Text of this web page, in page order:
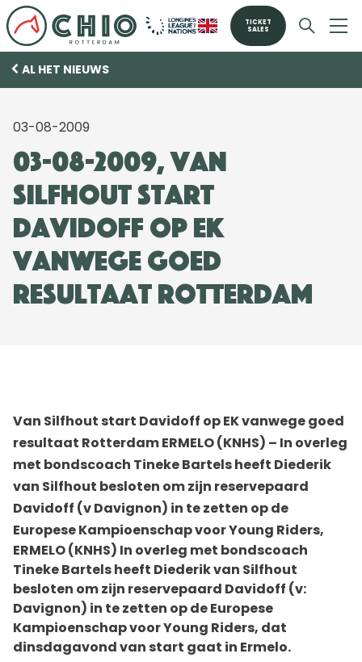
TICKET
SALES
AL HET NIEUWS
03-08-2009
03-08-2009, Van
Silfhout start
Davidoff op EK
vanwege goed
resultaat Rotterdam
Van Silfhout start Davidoff op EK vanwege goed
resultaat Rotterdam ERMELO (KNHS) – In overleg
met bondscoach Tineke Bartels heeft Diederik
van Silfhout besloten om zijn reservepaard
Davidoff (v Davignon) in te zetten op de
Europese Kampioenschap voor Young Riders,
ERMELO (KNHS) In overleg met bondscoach
Tineke Bartels heeft Diederik van Silfhout
besloten om zijn reservepaard Davidoff (v:
Davignon) in te zetten op de Europese
Kampioenschap voor Young Riders, dat
dinsdagavond van start gaat in Ermelo.